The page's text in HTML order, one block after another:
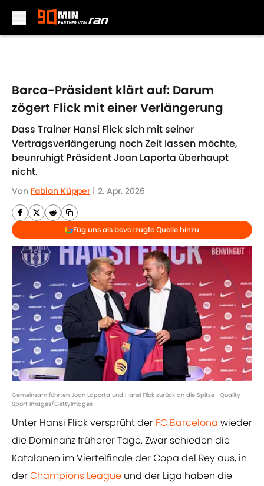
Barca-Präsident klärt auf: Darum
zögert Flick mit einer Verlängerung
Dass Trainer Hansi Flick sich mit seiner
Vertragsverlängerung noch Zeit lassen möchte,
beunruhigt Präsident Joan Laporta überhaupt
nicht.
Von Fabian Küpper | 2. Apr. 2026
Füg uns als bevorzugte Quelle hinzu
Gemeinsam führten Joan Laporta und Hansi Flick zurück an die Spitze | Quality
Sport Images/GettyImages
Unter Hansi Flick versprüht der FC Barcelona wieder
die Dominanz früherer Tage. Zwar schieden die
Katalanen im Viertelfinale der Copa del Rey aus, in
derChampions League und der Liga haben die